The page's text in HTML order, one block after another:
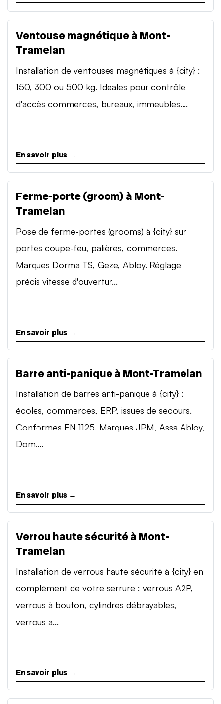
Ventouse magnétique à Mont-
Tramelan
Installation de ventouses magnétiques à {city} :
150, 300 ou 500 kg. Idéales pour contrôle
d'accès commerces, bureaux, immeubles....
En savoir plus →
Ferme-porte (groom) à Mont-
Tramelan
Pose de ferme-portes (grooms) à {city} sur
portes coupe-feu, palières, commerces.
Marques Dorma TS, Geze, Abloy. Réglage
précis vitesse d'ouvertur...
En savoir plus →
Barre anti-panique à Mont-Tramelan
Installation de barres anti-panique à {city} :
écoles, commerces, ERP, issues de secours.
Conformes EN 1125. Marques JPM, Assa Abloy,
Dom....
En savoir plus →
Verrou haute sécurité à Mont-
Tramelan
Installation de verrous haute sécurité à {city} en
complément de votre serrure : verrous A2P,
verrous à bouton, cylindres débrayables,
verrous a...
En savoir plus →